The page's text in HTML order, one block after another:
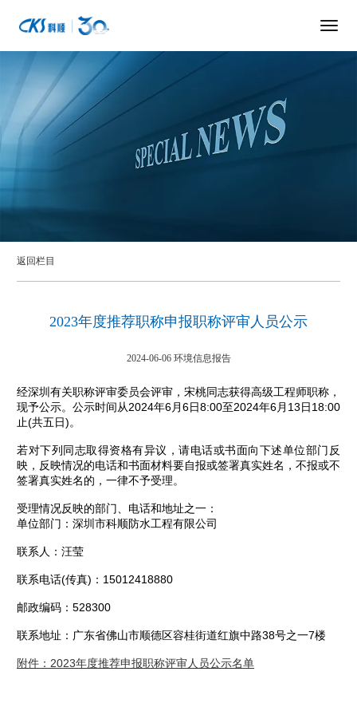
返回栏目
2023年度推荐职称申报职称评审人员公示
2024-06-06 环境信息报告
经深圳有关职称评审委员会评审，宋桃同志获得高级工程师职称，
现予公示。 公示时间从2024年6月6日8:00至2024年6月13日18:00
止(共五日)。
若对下列同志取得资格有异议，请电话或书面向下述单位部门反
映，反映情况的电话和书面材料要自报或签署真实姓名，不报或不
签署真实姓名的，一律不予受理。
受理情况反映的部门、电话和地址之一：
单位部门：深圳市科顺防水工程有限公司
联系人：汪莹
联系电话(传真)：15012418880
邮政编码：528300
联系地址：广东省佛山市顺德区容桂街道红旗中路38号之一7楼
附件：2023年度推荐申报职称评审人员公示名单